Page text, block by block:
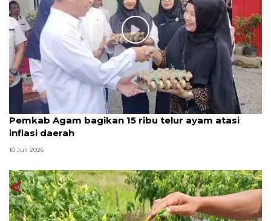
Pemkab Agam bagikan 15 ribu telur ayam atasi
inflasi daerah
10 Juli 2026